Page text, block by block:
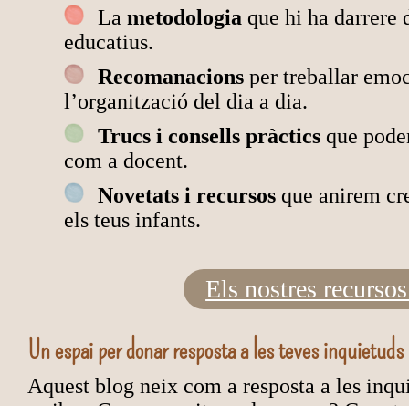
La metodologia que hi ha darrere
educatius.
Recomanacionsper treballar
l’organització del dia a dia.
Trucs i consells pràcticsque
com a docent.
Novetats i recursos que anirem
els teus infants.
Els nostres
Un espai per donar resposta a les teves inquietuds
Aquest blog neix com a resposta a les